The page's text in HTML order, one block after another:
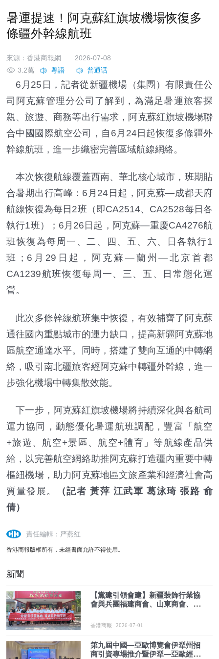
暑運提速！阿克蘇紅旗坡機場恢復多
條疆外幹線航班
來源：香港商報網
2026-07-08
3.2萬
6月25日，記者從新疆機場（集團）有限責任公
司阿克蘇管理分公司了解到，為滿足暑運旅客探
親、旅遊、商務等出行需求，阿克蘇紅旗坡機場聯
合中國國際航空公司，自6月24日起恢復多條疆外
幹線航班，進一步織密完善區域航線網絡。
本次恢復航線覆蓋西南、華北核心城市，班期貼
合暑期出行高峰：6月24日起，阿克蘇—成都天府
航線恢復為每日2班（即CA2514、CA2528每日各
執行1班）；6月26日起，阿克蘇—重慶CA4276航
班恢復為每周一、二、四、五、六、日各執行1
班；6月29日起，阿克蘇—蘭州—北京首都
CA1239航班恢復每周一、三、五、日常態化運
營。
此次多條幹線航班集中恢復，有效補齊了阿克蘇
通往國內重點城市的運力缺口，提高新疆阿克蘇地
區航空通達水平。同時，搭建了雙向互通的中轉網
絡，吸引南北疆旅客經阿克蘇中轉疆外幹線，進一
步強化機場中轉集散效能。
下一步，阿克蘇紅旗坡機場將持續深化與各航司
運力協同，動態優化暑運航班調配，豐富「航空
+旅遊、航空+景區、航空+體育」等航線產品供
給，以完善航空網絡助推阿克蘇打造疆內重要中轉
樞紐機場，助力阿克蘇地區文旅產業和經濟社會高
質量發展。
（記者 黃萍 江武軍 葛泳琦 張路 俞
倩）
責任編輯：严燕红
香港商報版權所有，未經書面允許不得使用。
新聞
【黨建引領會建】新疆裝飾行業協
會與兵團福建商會、山東商會、江
活動
香港商報 2026-07-01
第九屆中國—亞歐博覽會伊犁州招
商引資專場推介暨伊犁—亞歐經貿